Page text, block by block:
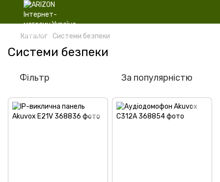
Каталог Системи безпеки
Системи безпеки
Фільтр За популярністю